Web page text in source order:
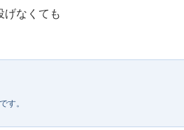
げなくても
す。